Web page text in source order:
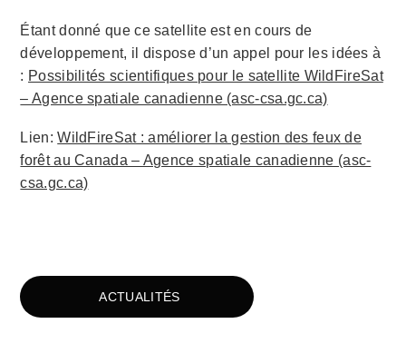
ACTUALITÉS
Étant donné que ce satellite est en cours de
développement, il dispose d’un appel pour les idées à
: Possibilités scientifiques pour le satellite WildFireSat
– Agence spatiale canadienne (asc-csa.gc.ca)
Lien:WildFireSat : améliorer la gestion des feux de
forêt au Canada – Agence spatiale canadienne (asc-
csa.gc.ca)